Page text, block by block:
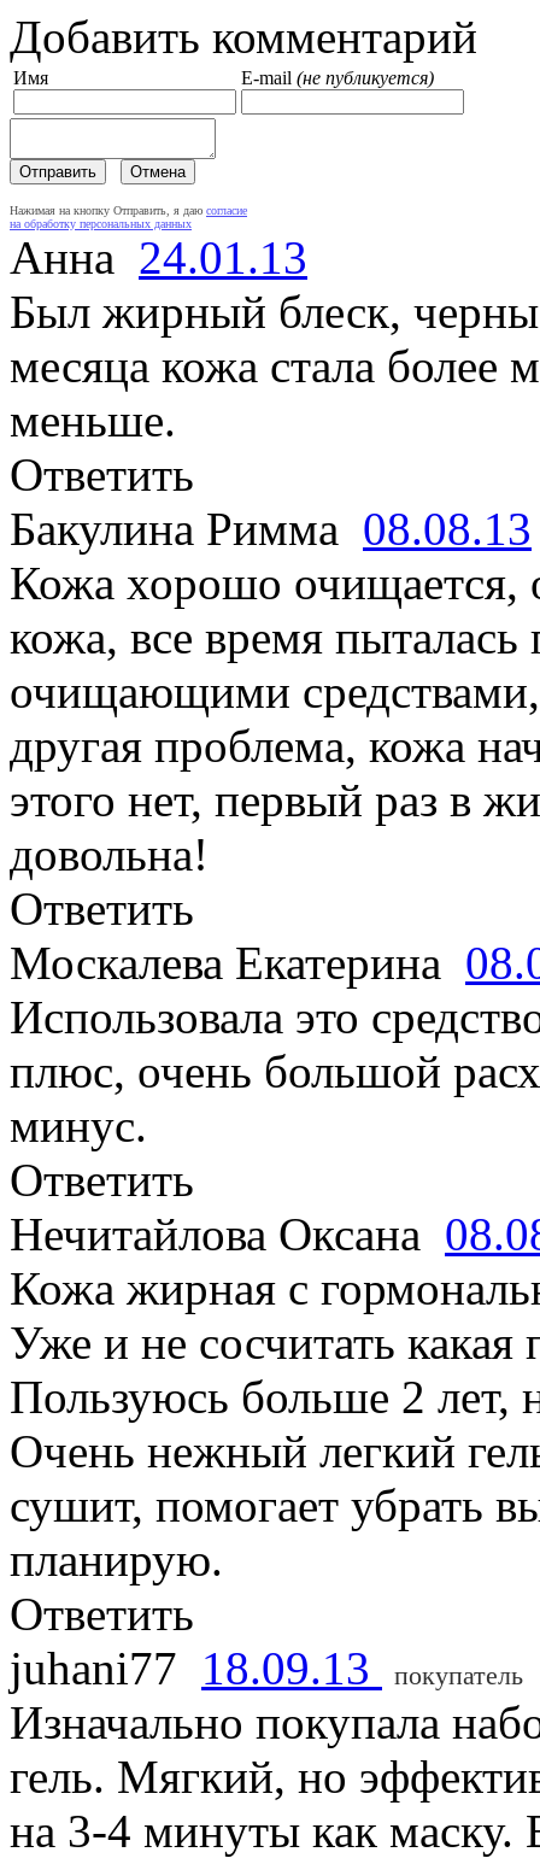
Добавить комментарий
Имя E-mail (не публикуется)
Нажимая на кнопку Отправить, я даю согласие
на обработку персональных данных
Анна 24.01.13
Был жирный блеск,
месяца кожа стала более
меньше.
Ответить
Бакулина Римма 08.08.13
Кожа хорошо очищается,
кожа, все время пыталась
очищающими средствами,
другая проблема, кожа
этого нет, первый раз в
довольна!
Ответить
Москалева Екатерина
Использовала это
плюс, очень большой
минус.
Ответить
Нечитайлова Оксана
Кожа жирная с
Уже и не сосчитать
Пользуюсь больше 2 лет,
Очень нежный легкий
сушит, помогает убрать
планирую.
Ответить
juhani77 18.09.13 покупатель
Изначально покупала
гель. Мягкий, но
на 3-4 минуты как маску.